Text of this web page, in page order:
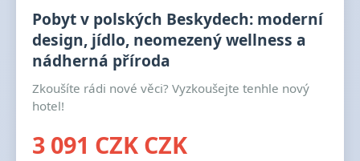
Pobyt v polských Beskydech: moderní
design, jídlo, neomezený wellness a
nádherná příroda
Zkoušíte rádi nové věci? Vyzkoušejte tenhle nový
hotel!
3 091 CZK CZK